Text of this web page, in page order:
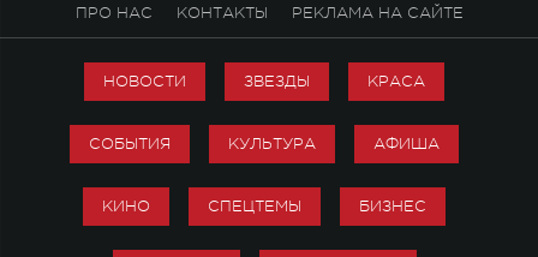
ПРО НАС КОНТАКТЫ РЕКЛАМА НА САЙТЕ
НОВОСТИ ЗВЕЗДЫ КРАСА
СОБЫТИЯ КУЛЬТУРА АФИША
КИНО СПЕЦТЕМЫ БИЗНЕС